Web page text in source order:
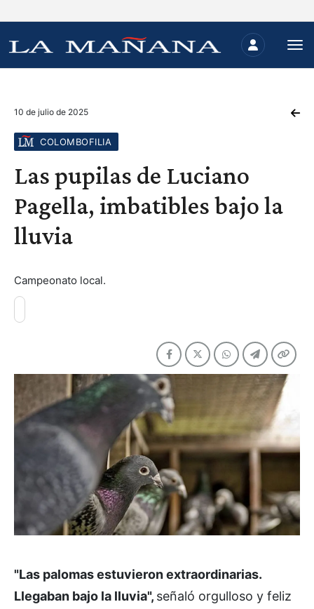
10 de julio de 2025
COLOMBOFILIA
Las pupilas de Luciano
Pagella, imbatibles bajo la
lluvia
Campeonato local.
"Las palomas estuvieron extraordinarias.
Llegaban bajo la lluvia", señaló orgulloso y feliz